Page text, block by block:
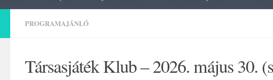
PROGRAMAJÁNLÓ
Társasjáték Klub – 2026. május 30.